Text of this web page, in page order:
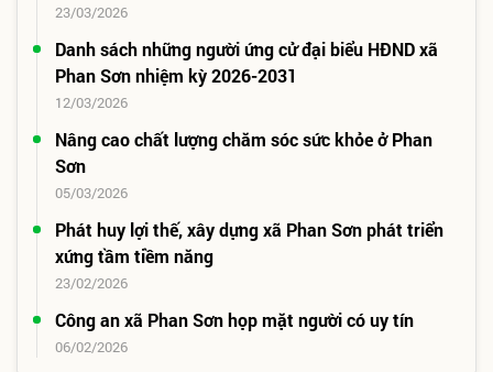
23/03/2026
Danh sách những người ứng cử đại biểu HĐND xã
Phan Sơn nhiệm kỳ 2026-2031
12/03/2026
Nâng cao chất lượng chăm sóc sức khỏe ở Phan
Sơn
05/03/2026
Phát huy lợi thế, xây dựng xã Phan Sơn phát triển
xứng tầm tiềm năng
23/02/2026
Công an xã Phan Sơn họp mặt người có uy tín
06/02/2026